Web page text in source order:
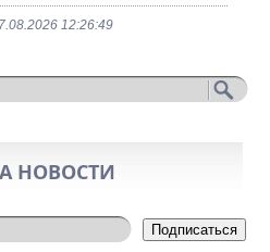
12:26:49
НОВОСТИ
Подписаться